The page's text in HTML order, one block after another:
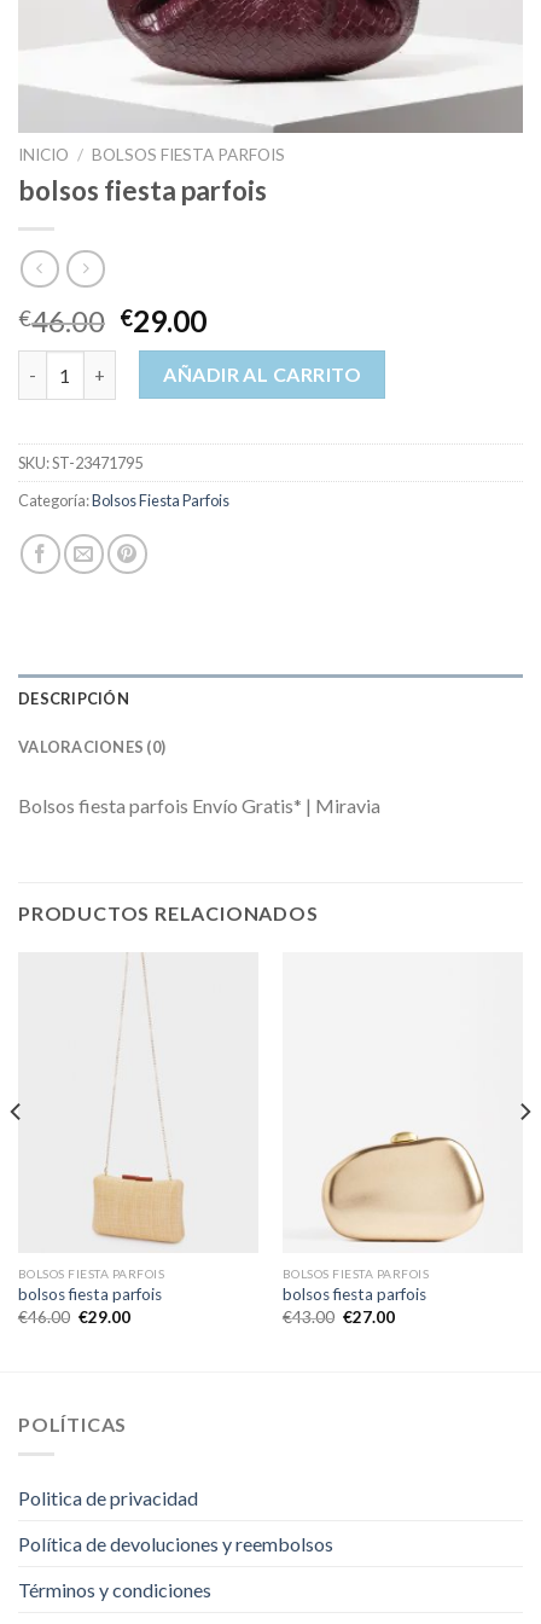
INICIO / BOLSOS FIESTA PARFOIS
bolsos fiesta parfois
€46.00 €29.00
bolsos fiesta parfois cantidadAÑADIR AL CARRITO
SKU:ST-23471795
Categoría:Bolsos Fiesta Parfois
DESCRIPCIÓN
VALORACIONES (0)
Bolsos fiesta parfois Envío Gratis* | Miravia
PRODUCTOS RELACIONADOS
BOLSOS FIESTA PARFOIS
bolsos fiesta parfois
€46.00 €29.00
BOLSOS FIESTA PARFOIS
bolsos fiesta parfois
€43.00 €27.00
POLÍTICAS
Politica de privacidad
Política de devoluciones y reembolsos
Términos y condiciones